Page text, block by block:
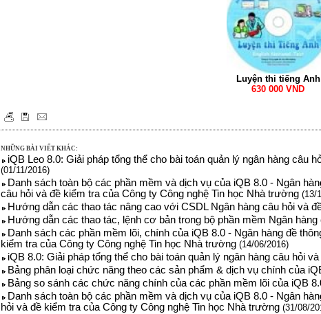
Luyện thi tiếng Anh
630 000 VND
NHỮNG BÀI VIẾT KHÁC:
iQB Leo 8.0: Giải pháp tổng thể cho bài toán quản lý ngân hàng câu
(01/11/2016)
Danh sách toàn bộ các phần mềm và dịch vụ của iQB 8.0 - Ngân
câu hỏi và đề kiểm tra của Công ty Công nghệ Tin học Nhà trường (13/
Hướng dẫn các thao tác nâng cao với CSDL Ngân hàng câu hỏi và
Hướng dẫn các thao tác, lệnh cơ bản trong bộ phần mềm Ngân hàng
Danh sách các phần mềm lõi, chính của iQB 8.0 - Ngân hàng đề
kiểm tra của Công ty Công nghệ Tin học Nhà trường (14/06/2016)
iQB 8.0: Giải pháp tổng thể cho bài toán quản lý ngân hàng câu hỏi
Bảng phân loại chức năng theo các sản phẩm & dịch vụ chính của
Bảng so sánh các chức năng chính của các phần mềm lõi của iQB
Danh sách toàn bộ các phần mềm và dịch vụ của iQB 8.0 - Ngân
hỏi và đề kiểm tra của Công ty Công nghệ Tin học Nhà trường (31/08/